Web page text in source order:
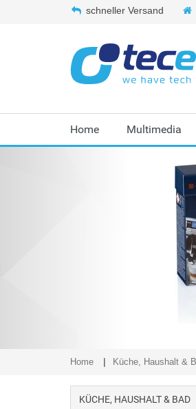
schneller Versand
Home Multimedia
Home Küche, Haushalt &
KÜCHE, HAUSHALT & BAD